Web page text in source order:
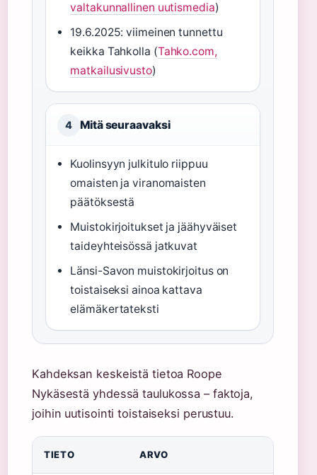
valtakunnallinen uutismedia)
19.6.2025: viimeinen tunnettu
keikka Tahkolla (Tahko.com,
matkailusivusto)
4 Mitä seuraavaksi
Kuolinsyyn julkitulo riippuu
omaisten ja viranomaisten
päätöksestä
Muistokirjoitukset ja jäähyväiset
taideyhteisössä jatkuvat
Länsi-Savon muistokirjoitus on
toistaiseksi ainoa kattava
elämäkertateksti
Kahdeksan keskeistä tietoa Roope
Nykäsestä yhdessä taulukossa – faktoja,
joihin uutisointi toistaiseksi perustuu.
TIETO ARVO